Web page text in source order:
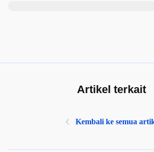
Artikel terkait
Kembali ke semua